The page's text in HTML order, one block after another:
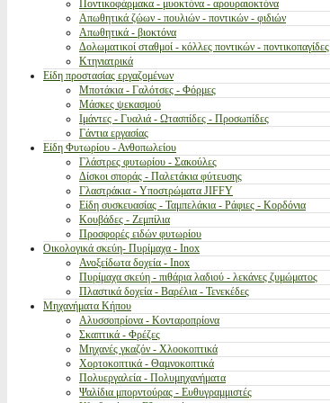
Ποντικοφάρμακα - μυοκτόνα - αρουραιοκτόνα
Απωθητικά ζώων - πουλιών - ποντικών - φιδιών
Απωθητικά - βιοκτόνα
Δολωματικοί σταθμοί - κόλλες ποντικών - ποντικοπαγίδες
Κτηνιατρικά
Είδη προστασίας εργαζομένων
Μποτάκια - Γαλότσες - Φόρμες
Μάσκες ψεκασμού
Ιμάντες - Γυαλιά - Ωτασπίδες - Προσωπίδες
Γάντια εργασίας
Είδη Φυτωρίου - Ανθοπωλείου
Γλάστρες φυτωρίου - Σακούλες
Δίσκοι σποράς - Παλετάκια φύτευσης
Γλαστράκια - Υποστρώματα JIFFY
Είδη συσκευασίας - Ταμπελάκια - Ράφιες - Κορδόνια
Κουβάδες - Ζεμπίλια
Προσφορές ειδών φυτωρίου
Οικολογικά σκεύη- Πυρίμαχα - Inox
Ανοξείδωτα δοχεία - Inox
Πυρίμαχα σκεύη - πιθάρια λαδιού - λεκάνες ζυμώματος
Πλαστικά δοχεία - Βαρέλια - Τενεκέδες
Μηχανήματα Κήπου
Αλυσσοπρίονα - Κονταροπρίονα
Σκαπτικά - Φρέζες
Μηχανές γκαζόν - Χλοοκοπτικά
Χορτοκοπτικά - Θαμνοκοπτικά
Πολυεργαλεία - Πολυμηχανήματα
Ψαλίδια μπορντούρας - Ευθυγραμμιστές